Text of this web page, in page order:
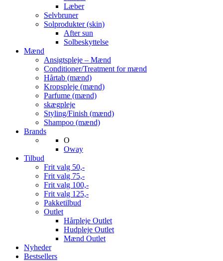
Læber
Selvbruner
Solprodukter (skin)
After sun
Solbeskyttelse
Mænd
Ansigtspleje – Mænd
Conditioner/Treatment for mænd
Hårtab (mænd)
Kropspleje (mænd)
Parfume (mænd)
skægpleje
Styling/Finish (mænd)
Shampoo (mænd)
Brands
O
Oway
Tilbud
Frit valg 50,-
Frit valg 75,-
Frit valg 100,-
Frit valg 125,-
Pakketilbud
Outlet
Hårpleje Outlet
Hudpleje Outlet
Mænd Outlet
Nyheder
Bestsellers